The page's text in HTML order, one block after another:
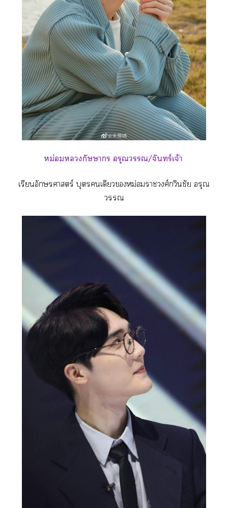
หม่อมกัษษา อรุณวร/จันทร์เจ้า
เรียนอักษรศาสตร์ บุตรเดียวหม่อมาวงศ์กวินชัย อรุณ
วร